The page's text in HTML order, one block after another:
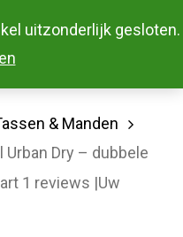
uitzonderlijk gesloten.
Menu
& Manden
Urban Dry – dubbele
1 reviews |Uw
Menu